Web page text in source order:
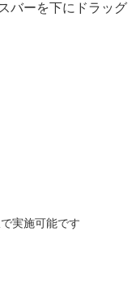
バーを下にドラッグ
実施可能です